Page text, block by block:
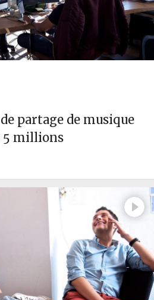
partage de musique
5 millions